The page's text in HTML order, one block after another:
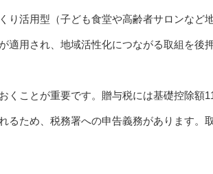
り活用型（子ども食堂や高齢者サロンなど
適用され、地域活性化につながる取組を後
くことが重要です。贈与税には基礎控除額
るため、税務署への申告義務があります。